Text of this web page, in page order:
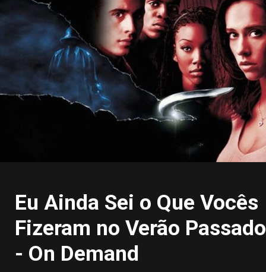
Eu Ainda Sei o Que Vocês
Fizeram no Verão Passado
- On Demand